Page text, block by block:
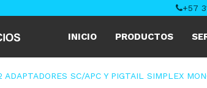
+57
INICIO PRODUCTOS
ADAPTADORES SC/APC Y PIGTAIL SIMPLEX